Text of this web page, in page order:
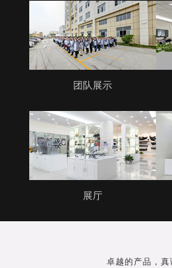
团队展示
展厅
卓越的产品，真